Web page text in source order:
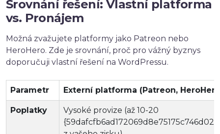
Srovnání řešení: Vlastní platforma
vs. Pronájem
Možná zvažujete platformy jako Patreon nebo
HeroHero. Zde je srovnání, proč pro vážný byznys
doporučuji vlastní řešení na WordPressu.
Parametr Externí platforma (Patreon,
Poplatky
Vysoké provize (až 10-20